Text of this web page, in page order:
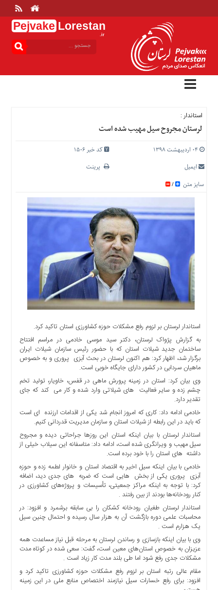
Pejvake Lorestan
.ir
بالا
خانه
ارتباط
درباره
منوی
عمومی
اجتماعی
ورزشی
فرهنگی
علمی
دسترسی
سریع
ارتباط
برگه
نمونه
تعرفه
درباره
اخبار
سایت
ارتباط
برگه
تعرفه
استاندار :
لرستان مجروح سیل مهیب شده است
۰۴ اردیبهشت ۱۳۹۸
کد خبر 1506
ایمیل
پرینت
سایز متن
/
استاندار لرستان بر لزوم رفع مشکلات حوزه کشاورزی استان تاکید کرد.
به گزارش پژواک لرستان، دکتر سید موسی خادمی در مراسم افتتاح
ساختمان جدید شیلات استان که با حضور رئیس سازمان شیلات ایران
برگزار شد، اظهار کرد: هم اکنون لرستان در بحث آبزی ‎ پروری و به خصوص
ماهیان سردابی در کشور دارای جایگاه خوبی است.
وی بیان کرد: استان در زمینه پرورش ماهی در قفس، خاویار، تولید تخم
چشم زده و سایر فعالیت ‎ های شیلاتی وارد شده و کار می ‎ کند که جای
تقدیر دارد.
خادمی ادامه داد: کاری که امروز انجام شد یکی از اقدامات ارزنده ‎ ای است
که باید در این رابطه از شیلات استان و سازمان مدیریت قدردانی کنیم.
استاندار لرستان با بیان اینکه استان این روزها جراحاتی دیده و مجروح
سیل مهیب و ویرانگری شده است، ادامه داد: متاسفانه این سیلاب خیلی از
داشته ‎ های استان را با خود برده است.
خادمی با بیان اینکه سیل اخیر به اقتصاد استان و خانوار لطمه زده و حوزه
آبزی ‎ پروری یکی از بخش ‎ هایی است که ضربه ‎ های جدی دید، اضافه
کرد: با توجه به اینکه مراکز جمعیتی، تأسیسات و پروژه‌های کشاورزی در
کنار رودخانه‌ها بودند از بین رفتند .
استاندار لرستان طغیان رودخانه کشکان را بی سابقه برشمرد و افزود: در
محاسبات علمی دوره بازگشت آن به هزار سال رسیده و احتمال چنین سیل
یک هزارم است .
وی با بیان اینکه بازسازی و رساندن لرستان به مرحله قبل نیاز مساعدت همه
عزیزان به خصوص استان‌های معین است، گفت: سعی شده در کوتاه مدت
مشکلات جدی رفع شود اما طی بلند مدت کار زیاد است .
مقام عالی رتبه استان بر لزوم رفع مشکلات حوزه کشاورزی تاکید کرد و
افزود: برای رفع خسارات سیل نیازمند اختصاص منابع ملی در این زمینه